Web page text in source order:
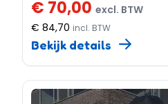
€ 70,00 excl. BTW
€ 84,70 incl. BTW
Bekijk details